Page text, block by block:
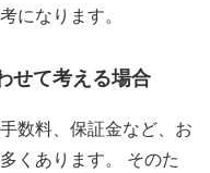
になります。
せて考える場合
数料、保証金など、お
くあります。 そのた